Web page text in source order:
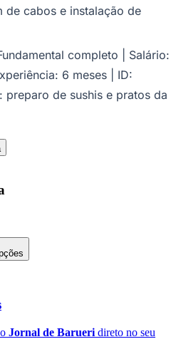
de cabos e instalação de
completo | Salário:
6 meses | ID:
preparo de sushis e pratos da
Jornal de Barueri direto no seu